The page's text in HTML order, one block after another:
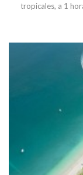
tropicales, a 1